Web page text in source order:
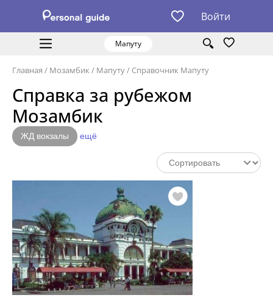
Войти
Мапуту
Главная / Мозамбик / Мапуту/ Справочник Мапуту
Справка за рубежом
Мозамбик
ЖД вокзалы ещё